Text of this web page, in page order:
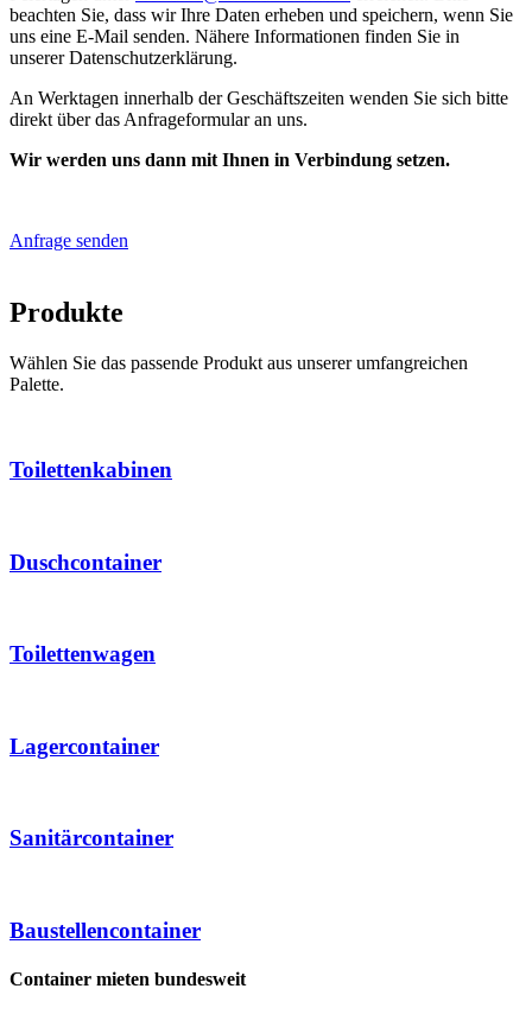
beachten Sie, dass wir Ihre Daten erheben und speichern, wenn Sie
uns eine E-Mail senden. Nähere Informationen finden Sie in
unserer Datenschutzerklärung.
An Werktagen innerhalb der Geschäftszeiten wenden Sie sich bitte
direkt über das Anfrageformular an uns.
Wir werden uns dann mit Ihnen in Verbindung setzen.
Anfrage senden
Produkte
Wählen Sie das passende Produkt aus unserer umfangreichen
Palette.
Toilettenkabinen
Duschcontainer
Toilettenwagen
Lagercontainer
Sanitärcontainer
Baustellencontainer
Container mieten bundesweit